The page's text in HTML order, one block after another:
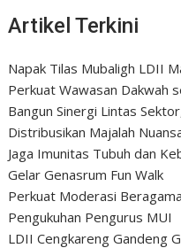
Artikel Terkini
Napak Tilas Mubaligh LDII
Perkuat Wawasan Dakwah
Bangun Sinergi Lintas
Distribusikan Majalah
Jaga Imunitas Tubuh dan
Gelar Genasrum Fun Walk
Perkuat Moderasi
Pengukuhan Pengurus MUI
LDII Cengkareng Gandeng